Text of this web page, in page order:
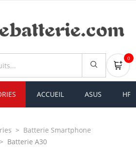
0
ACCUEIL ASUS HP
Batterie Smartphone
Batterie A30